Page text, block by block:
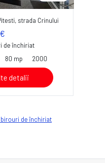
strada Crinului
de închiriat
80 mp 2000
detalii
de închiriat